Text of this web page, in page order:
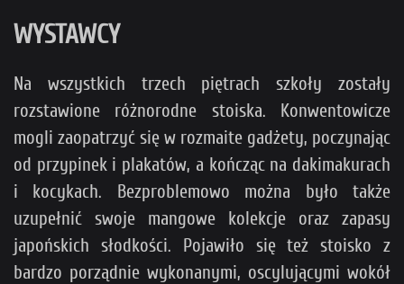
WYSTAWCY
Na wszystkich trzech piętrach szkoły zostały
rozstawione różnorodne stoiska. Konwentowicze
mogli zaopatrzyć się w rozmaite gadżety, poczynając
od przypinek i plakatów, a kończąc na dakimakurach
i kocykach. Bezproblemowo można było także
uzupełnić swoje mangowe kolekcje oraz zapasy
japońskich słodkości. Pojawiło się też stoisko z
bardzo porządnie wykonanymi, oscylującymi wokół